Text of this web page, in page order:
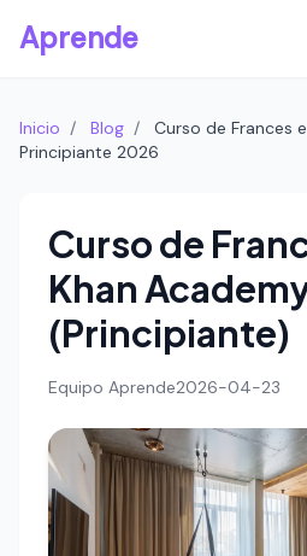
Aprende
Inicio / Blog /
Curso de Frances
Principiante 2026
Curso de
Khan
(Principiante)
Equipo Aprende2026-04-23